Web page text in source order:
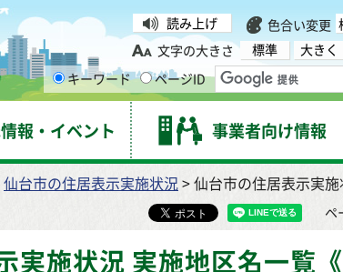
読み上げ 色合い変更
文字の大きさ
標準 大きく
キーワード
ページID
報・イベント 事業者向け情報
仙台市の住居表示実施状況> 仙台市の住居表示実
ペ
実施状況 実施地区名一覧